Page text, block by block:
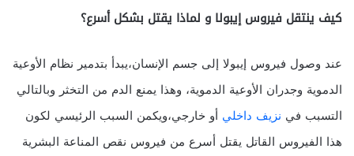
كيف ينتقل فيروس إيبولا و لماذا يقتل بشكل أسرع؟
عند وصول فيروس إيبولا إلى جسم الإنسان،يبدأ بتدمير نظام الأوعية
الدموية وجدران الأوعية الدموية، وهذا يمنع الدم من التخثر وبالتالي
التسبب في نزيف داخلي أو خارجي،ويكمن السبب الرئيسي لكون
هذا الفيروس القاتل يقتل أسرع من فيروس نقص المناعة البشرية